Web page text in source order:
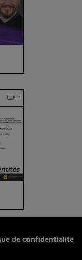
de confidentialité